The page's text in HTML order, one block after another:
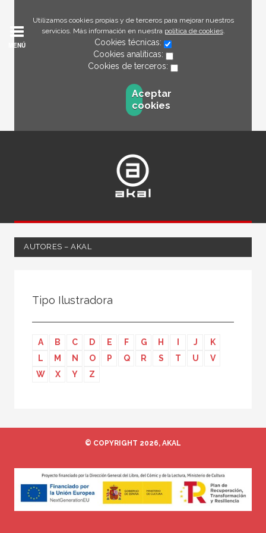
Utilizamos cookies propias y de terceros para mejorar nuestros
servicios. Más información en nuestra política de cookies.
Cookies técnicas:
Cookies analíticas:
Cookies de terceros:
Aceptar
cookies
MENÚ
AUTORES – AKAL
Editor
Prologuista
Traductor
Traductora
Tipo Ilustradora
A B C D E F G H J
K
L
M N O P Q R S T U
V
W
X Y Z
© COPYRIGHT 2026, AKAL